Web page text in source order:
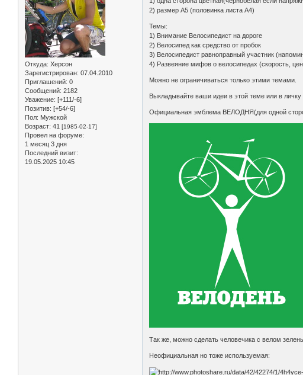
Откуда: Херсон
Зарегистрирован: 07.04.2010
Приглашений: 0
Сообщений: 2182
Уважение: [+111/-6]
Позитив: [+54/-6]
Пол: Мужской
Возраст: 41 [1985-02-17]
Провел на форуме:
1 месяц 3 дня
Последний визит:
19.05.2025 10:45
2) размер А5 (половинка листа А4)
Темы:
1) Внимание Велосипедист на дороге
2) Велосипед как средство от пробок
3) Велосипедист равноправный участник
4) Развеяние мифов о велосипедах (скорость,
Можно не ограничиваться только этими темами.
Выкладывайте ваши идеи в этой теме или в личку
Официальная эмблема ВЕЛОДНЯ(для одной
Так же, можно сделать человечика с велом
Неофициальная но тоже используемая: